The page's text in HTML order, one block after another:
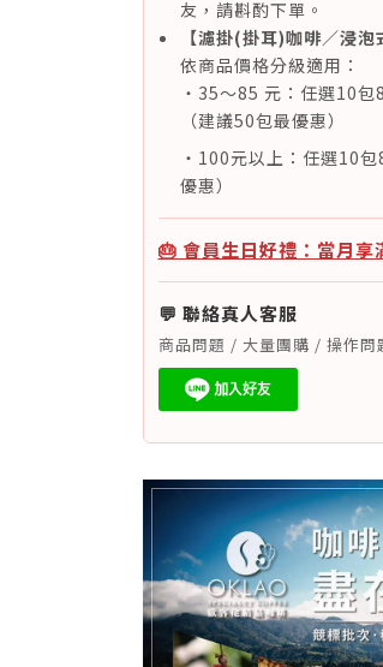
友，請斟酌下單。
【濾掛(掛耳)咖啡／浸泡
依商品價格分級適用：
・35～85 元：任選10
（建議50包最優惠）
・100元以上：任選10
優惠）
🎂 會員生日好禮：當月享
💬 聯絡真人客服
商品問題 / 大量團購 / 操作問